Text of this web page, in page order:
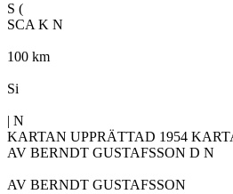
S (
SCA K N
100 km
Si
| N
KARTAN UPPRÄTTAD 1954
AV BERNDT GUSTAFSSON D N
AV BERNDT GUSTAFSSON